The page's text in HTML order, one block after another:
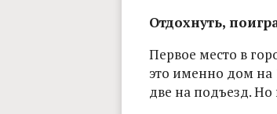
Отдохнуть,
Первое место в
это именно дом на
две на подъезд.